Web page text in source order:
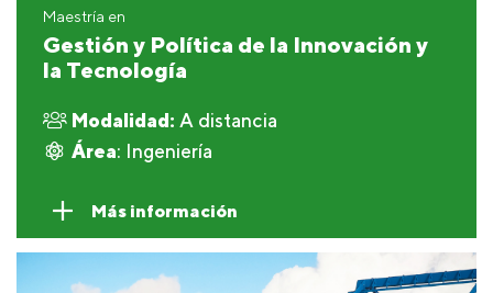
Maestría en
Gestión y Política de la Innovación y
la Tecnología
Modalidad: A distancia
Área: Ingeniería
Más información